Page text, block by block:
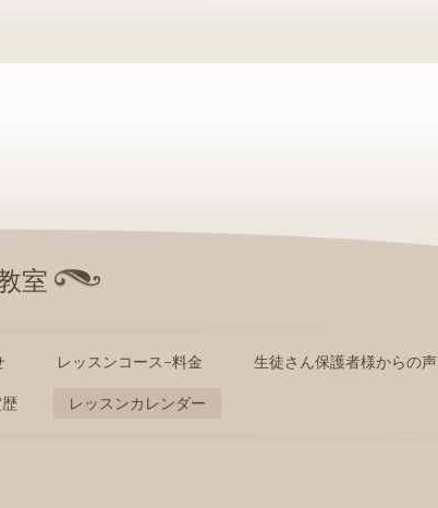
室
レッスンコース-料金 生徒さん保護者様からの声
レッスンカレンダー